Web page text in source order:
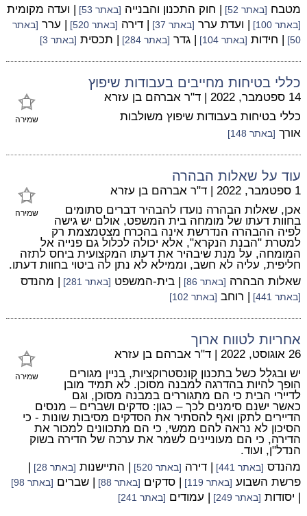
מטבח [באתר 52] | חוק התכנון והבנייה [באתר 53] | ועדה מקומית
[באתר 100] | ועדת ערר [באתר 37] | דירה [באתר 520] | ערר [באתר
50]
| חידות [באתר 104] | גדר [באתר 284] | תכסית [באתר 3]
כללי בטיחות מחייבים בעבודות שיפוץ
שמירה
14 ספטמבר, 2022 | ד"ר אברהם בן עזרא
כללי בטיחות בעבודות שיפוץ משולבות
אורך [באתר 148]
עוד על שאלות הבהרה
שמירה
1 ספטמבר, 2022 | ד"ר אברהם בן עזרא
אכן, שאלות הבהרה נועדו להבהיר דברים סתומים
בחוות דעתו של מומחה בית המשפט, אולם יש גישה
לפיה ההבהרה הנדרשת אינה בהכרח מצטמצמת רק
למטרת "הבנת הנקרא", אלא יכולה לכלול גם פנייה אל
המומחה, על מנת שיבהיר את דעתו המקצועית ביחס לתזה
חליפית, עליה לא חשב, וממילא לא נתן לה ביטוי בחוות דעתו.
שאלות הבהרה [באתר 86] | בית-המשפט [באתר 281] | מהנדס
[באתר 441] | רוחב [באתר 102]
אחריות לטווח ארוך
שמירה
26 אוגוסט, 2022 | ד"ר אברהם בן עזרא
יש ובגלל כשל בתכנון קונסטרוקציות, בניין מגורים
הופך להיות בהדרגה למבנה מסוכן. לא תמיד מובן
לדיירי הבית כי הם מתגוררים במבנה מסוכן, וגם
כאשר ישנם סימנים לכך – כגון: סדקים ושברים – מנסים
הדיירים לתקן ואף להסתיר את הסדקים מסיבות שונות - כי
הסיכון לא נראה להם ממשי, כי הם מתכוונים למכור את
הדירה, כי הם מעוניינים לשמר את ערכה של הדירה בשוק
הנדל"ן, ועוד.
מהנדס [באתר 441] | דירה [באתר 520] | התיישנות [באתר 28]
|
פרשת השבוע [באתר 119] | סדקים [באתר 88] | שברים [באתר 98]
| יסודות [באתר 249] | עמודים [באתר 241]